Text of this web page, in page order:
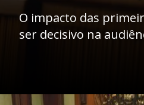
O impacto das
ser decisivo na